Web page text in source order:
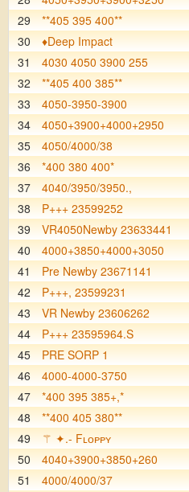
29
**405 395 400**
30
♦️Deep Impact
31
4030 4050 3900 255
32
**405 400 385**
33
4050-3950-3900
34
4050+3900+4000+2950
35
4050/4000/38
36
*400 380 400*
37
4040/3950/3950.,
38
P+++ 23599252
39
VR4050Newby 23633441
40
4000+3850+4000+3050
41
Pre Newby 23671141
42
P+++, 23599231
43
VR Newby 23606262
44
P+++ 23595964.S
45
PRE SORP 1
46
4000-4000-3750
47
*400 395 385+,*
48
**400 405 380**
49
⚚ ✦.- Fʟᴏᴘᴘʏ
50
4040+3900+3850+260
51
4000/4000/37